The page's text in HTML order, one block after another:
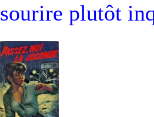
sourire plutôt